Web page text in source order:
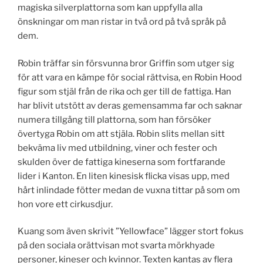
magiska silverplattorna som kan uppfylla alla
önskningar om man ristar in två ord på två språk på
dem.
Robin träffar sin försvunna bror Griffin som utger sig
för att vara en kämpe för social rättvisa, en Robin Hood
figur som stjäl från de rika och ger till de fattiga. Han
har blivit utstött av deras gemensamma far och saknar
numera tillgång till plattorna, som han försöker
övertyga Robin om att stjäla. Robin slits mellan sitt
bekväma liv med utbildning, viner och fester och
skulden över de fattiga kineserna som fortfarande
lider i Kanton. En liten kinesisk flicka visas upp, med
hårt inlindade fötter medan de vuxna tittar på som om
hon vore ett cirkusdjur.
Kuang som även skrivit ”Yellowface” lägger stort fokus
på den sociala orättvisan mot svarta mörkhyade
personer, kineser och kvinnor. Texten kantas av flera